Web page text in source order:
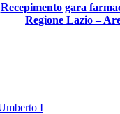
Recepimento gara
Regione Lazio –